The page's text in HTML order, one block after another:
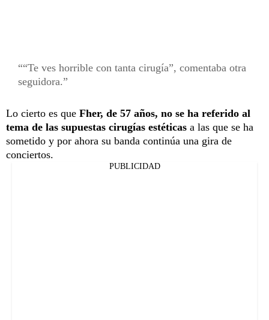
“Te ves horrible con tanta cirugía”, comentaba otra
seguidora.
Lo cierto es que Fher, de 57 años, no se ha referido al
tema de las supuestas cirugías estéticas a las que se ha
sometido y por ahora su banda continúa una gira de
conciertos.
PUBLICIDAD